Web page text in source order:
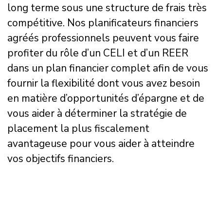
long terme sous une structure de frais très
compétitive. Nos planificateurs financiers
agréés professionnels peuvent vous faire
profiter du rôle d’un CELI et d’un REER
dans un plan financier complet afin de vous
fournir la flexibilité dont vous avez besoin
en matière d’opportunités d’épargne et de
vous aider à déterminer la stratégie de
placement la plus fiscalement
avantageuse pour vous aider à atteindre
vos objectifs financiers.